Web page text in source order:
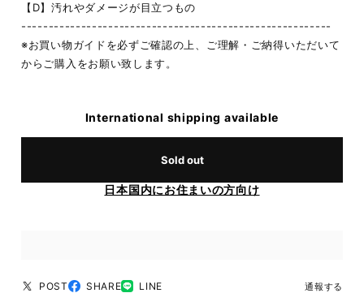
【D】汚れやダメージが目立つもの
---------------------------------------------------------
※お買い物ガイドを必ずご確認の上、ご理解・ご納得いただいて
からご購入をお願い致します。
International shipping available
Sold out
日本国内にお住まいの方向け
POST SHARE LINE 通報する